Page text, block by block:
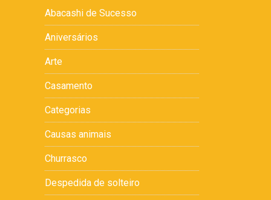
Abacashi de Sucesso
Aniversários
Arte
Casamento
Categorias
Causas animais
Churrasco
Despedida de solteiro